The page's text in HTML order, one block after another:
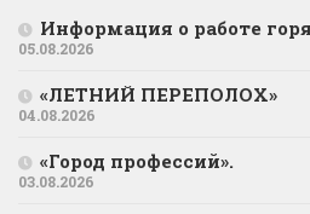
Информация о работе
05.08.2026
«ЛЕТНИЙ ПЕРЕПОЛОХ»
04.08.2026
«Город профессий».
03.08.2026